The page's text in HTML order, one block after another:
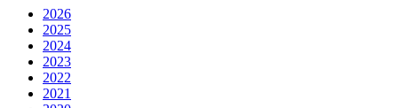
2026
2025
2024
2023
2022
2021